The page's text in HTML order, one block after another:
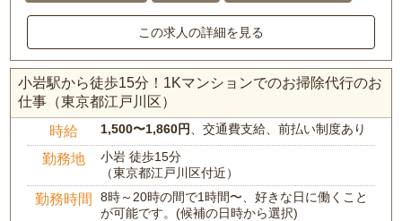
この求人の詳細を見る
小岩駅から徒歩15分！1Kマンションでのお掃除代行のお
仕事（東京都江戸川区）
時給 1,500〜1,860円 、交通費支給、前払い制度あり
勤務地
小岩 徒歩15分
（東京都江戸川区付近）
勤務時間
8時～20時の間で1時間〜、好きな日に働くこと
が可能です。(候補の日時から選択)